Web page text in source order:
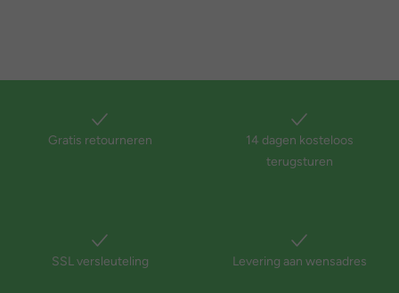
Gratis retourneren
14 dagen kosteloos
terugsturen
SSL versleuteling Levering aan wensadres